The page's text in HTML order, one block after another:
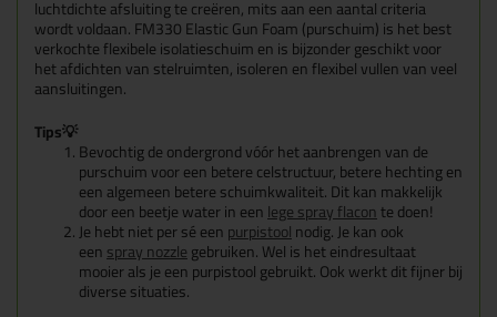
luchtdichte afsluiting te creëren, mits aan een aantal criteria
wordt voldaan. FM330 Elastic Gun Foam (purschuim) is het best
verkochte flexibele isolatieschuim en is bijzonder geschikt voor
het afdichten van stelruimten, isoleren en flexibel vullen van veel
aansluitingen.
Tips💡
Bevochtig de ondergrond vóór het aanbrengen van de
purschuim voor een betere celstructuur, betere hechting en
een algemeen betere schuimkwaliteit. Dit kan makkelijk
door een beetje water in eenlege spray flaconte doen!
Je hebt niet per sé eenpurpistoolnodig. Je kan ook
eenspray nozzlegebruiken. Wel is het eindresultaat
mooier als je een purpistool gebruikt. Ook werkt dit fijner bij
diverse situaties.